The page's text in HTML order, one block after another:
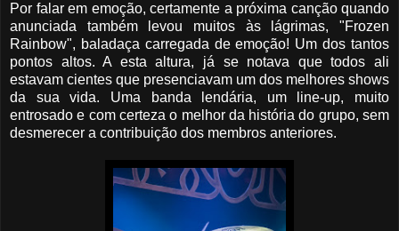
Por falar em emoção, certamente a próxima canção quando
anunciada também levou muitos às lágrimas, "Frozen
Rainbow", baladaça carregada de emoção! Um dos tantos
pontos altos. A esta altura, já se notava que todos ali
estavam cientes que presenciavam um dos melhores shows
da sua vida. Uma banda lendária, um line-up, muito
entrosado e com certeza o melhor da história do grupo, sem
desmerecer a contribuição dos membros anteriores.